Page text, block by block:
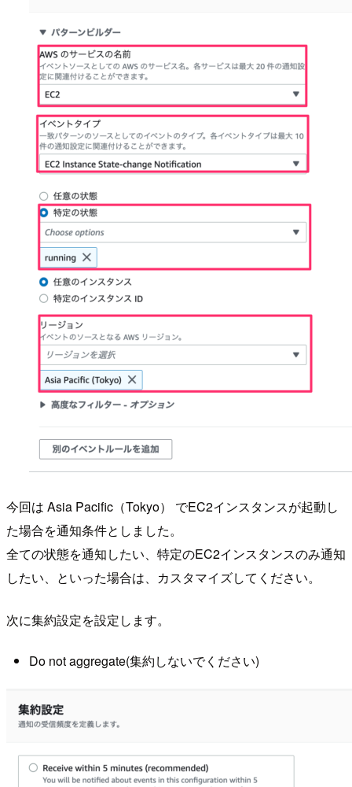
今回は Asia Pacific（Tokyo） でEC2インスタンスが起動し
た場合を通知条件としました。
全ての状態を通知したい、特定のEC2インスタンスのみ通知
したい、といった場合は、カスタマイズしてください。
次に集約設定を設定します。
Do not aggregate(集約しないでください)